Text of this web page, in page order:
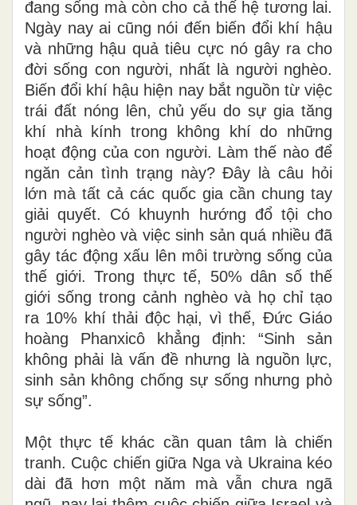
đang sống mà còn cho cả thế hệ tương lai.
Ngày nay ai cũng nói đến biến đổi khí hậu
và những hậu quả tiêu cực nó gây ra cho
đời sống con người, nhất là người nghèo.
Biến đổi khí hậu hiện nay bắt nguồn từ việc
trái đất nóng lên, chủ yếu do sự gia tăng
khí nhà kính trong không khí do những
hoạt động của con người. Làm thế nào để
ngăn cản tình trạng này? Đây là câu hỏi
lớn mà tất cả các quốc gia cần chung tay
giải quyết. Có khuynh hướng đổ tội cho
người nghèo và việc sinh sản quá nhiều đã
gây tác động xấu lên môi trường sống của
thế giới. Trong thực tế, 50% dân số thế
giới sống trong cảnh nghèo và họ chỉ tạo
ra 10% khí thải độc hại, vì thế, Đức Giáo
hoàng Phanxicô khẳng định: “Sinh sản
không phải là vấn đề nhưng là nguồn lực,
sinh sản không chống sự sống nhưng phò
sự sống”.
Một thực tế khác cần quan tâm là chiến
tranh. Cuộc chiến giữa Nga và Ukraina kéo
dài đã hơn một năm mà vẫn chưa ngã